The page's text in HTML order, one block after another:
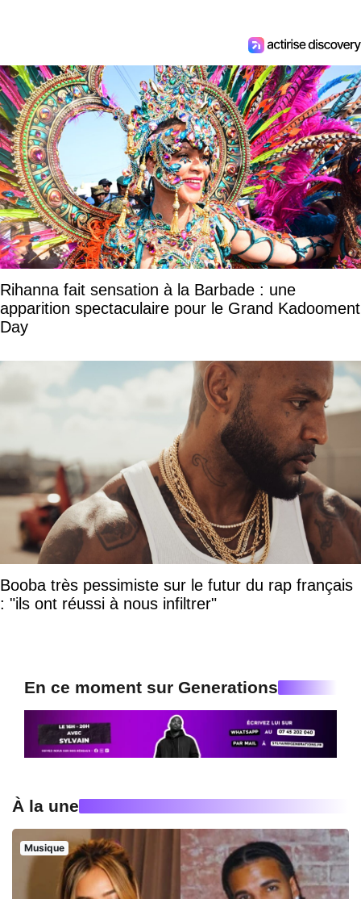
Rihanna fait sensation à la Barbade : une
apparition spectaculaire pour le Grand Kadooment
Day
Booba très pessimiste sur le futur du rap français
: "ils ont réussi à nous infiltrer"
En ce moment sur Generations
À la une
Musique